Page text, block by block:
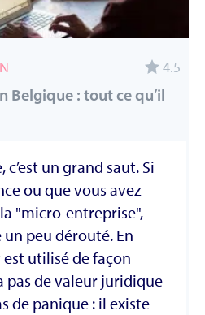
4.5
Belgique : tout ce qu’il
un grand saut. Si
ou que vous avez
"micro-entreprise",
un peu dérouté. En
utilisé de façon
pas de valeur juridique
de panique : il existe